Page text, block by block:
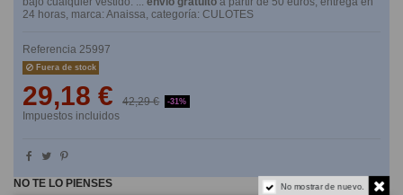
24 horas, marca: Anaissa, categoría: CULOTES
Referencia 25997
Fuera de stock
29,18 € 42,29 € -31%
Impuestos incluidos
NO TE LO PIENSES No mostrar de nuevo.